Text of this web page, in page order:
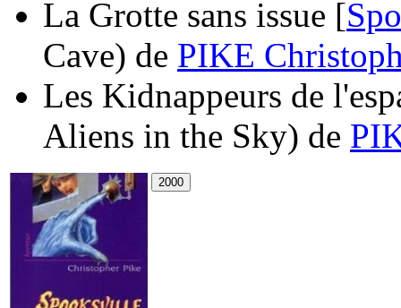
La Grotte sans issue [
Cave) de PIKE
Les Kidnappeurs de
Aliens in the Sky) de